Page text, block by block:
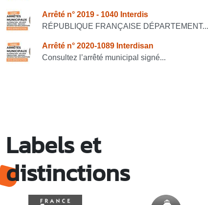
Arrêté n° 2019 - 1040 Interdis
RÉPUBLIQUE FRANÇAISE DÉPARTEMENT...
Arrêté n° 2020-1089 Interdisan
Consultez l’arrêté municipal signé...
Labels et
distinctions